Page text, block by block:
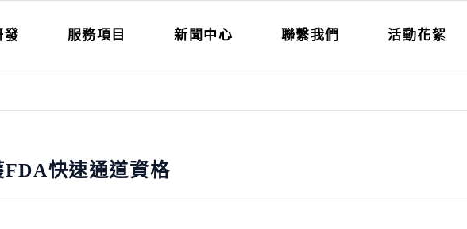
發 服務項目 新聞中心 聯繫我們 活動花絮
快速通道資格